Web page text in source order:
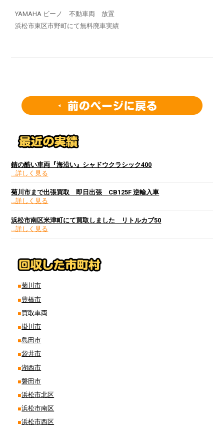
YAMAHA ビーノ 不動車両 放置
浜松市東区市野町にて無料廃車実績
錆の酷い車両『海沿い』シャドウクラシック400
…詳しく見る
菊川市まで出張買取 即日出張 CB125F 逆輸入車
…詳しく見る
浜松市南区米津町にて買取しました リトルカブ50
…詳しく見る
菊川市
豊橋市
買取車両
掛川市
島田市
袋井市
湖西市
磐田市
浜松市北区
浜松市南区
浜松市西区